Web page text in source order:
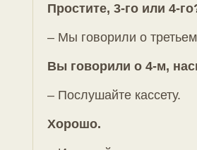
Простите, 3-го или 4-
– Мы говорили о
Вы говорили о 4-м,
– Послушайте кассету.
Хорошо.